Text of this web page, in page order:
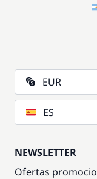
EUR
ES
NEWSLETTER
Ofertas